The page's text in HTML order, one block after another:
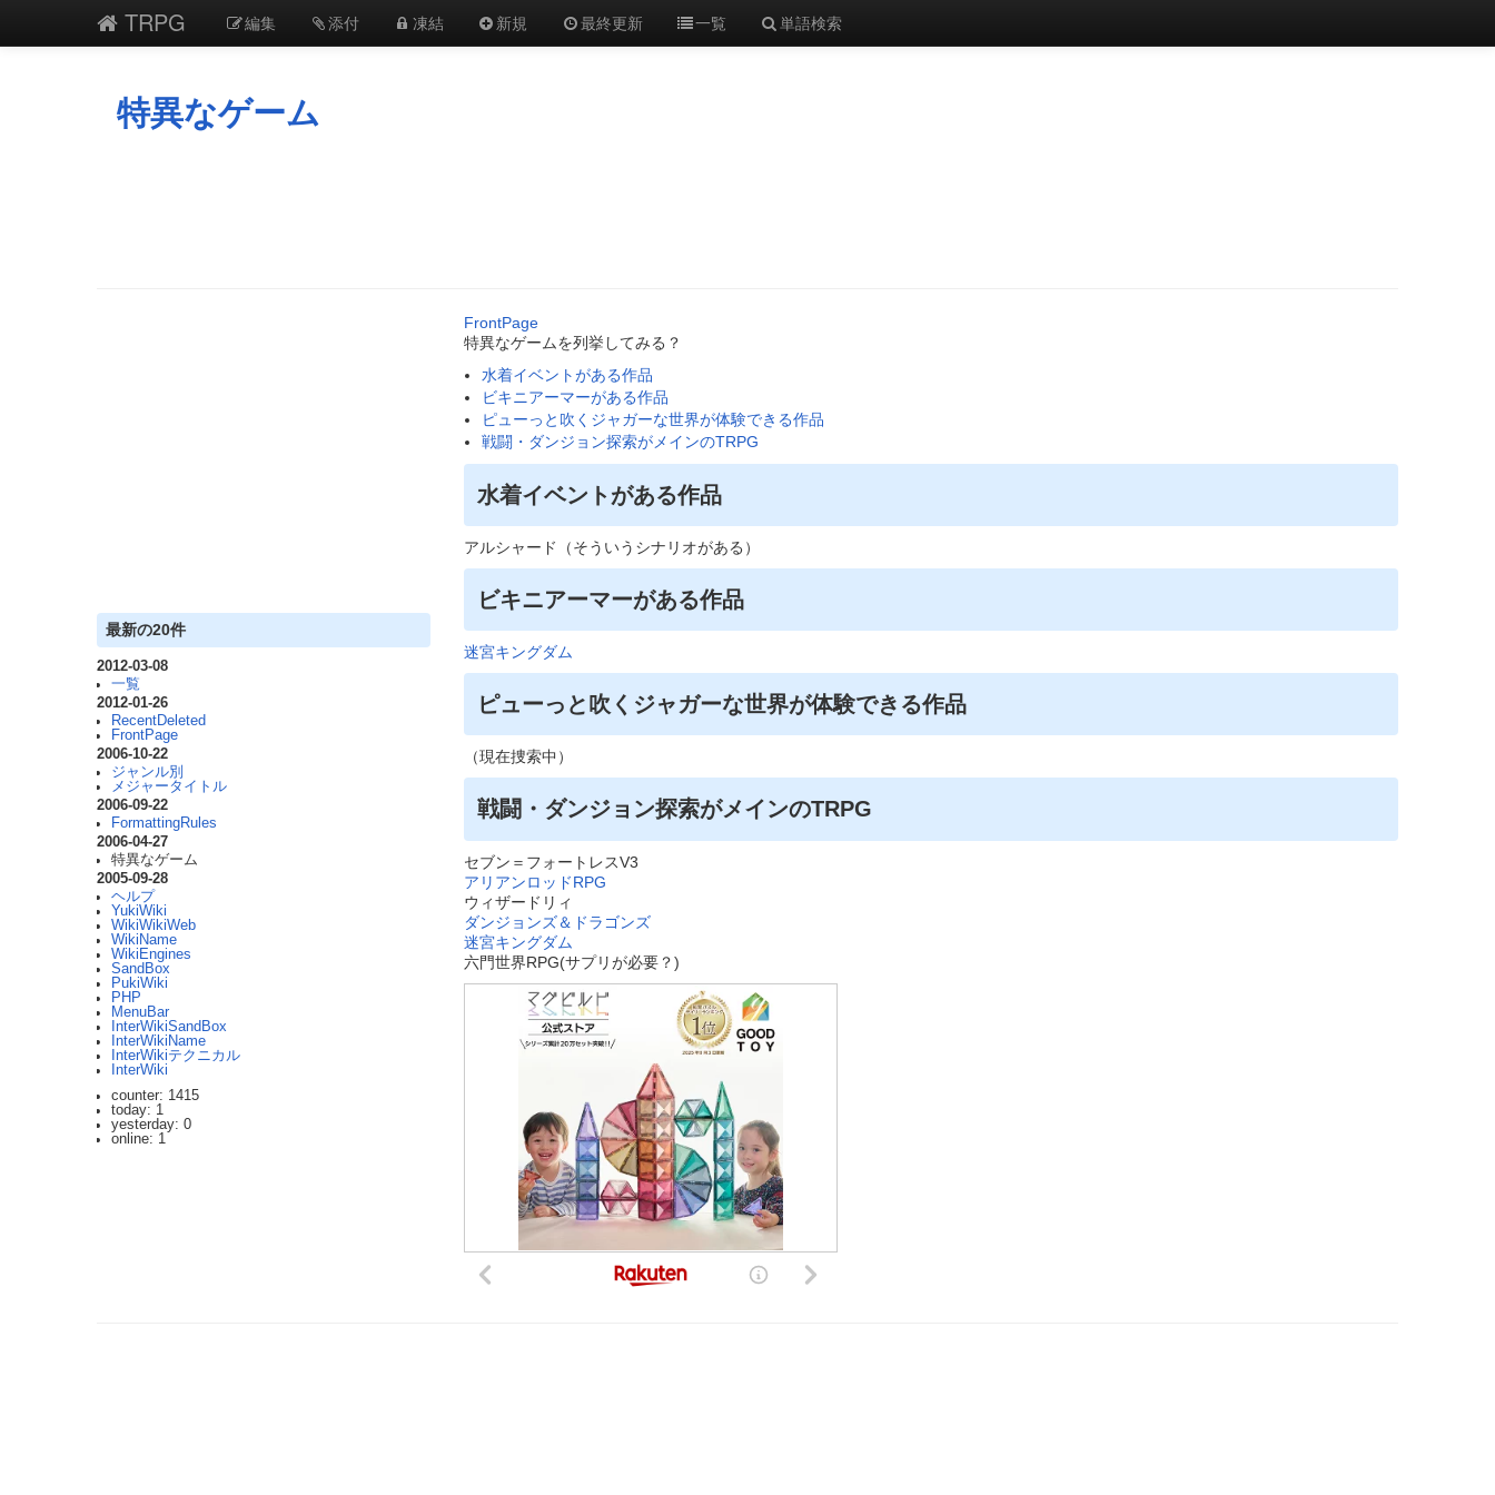
TRPG 編集 添付 凍結 新規 最終更新 一覧 単語検索
特異なゲーム
最新の20件
2012-03-08
一覧
2012-01-26
RecentDeleted
FrontPage
2006-10-22
ジャンル別
メジャータイトル
2006-09-22
FormattingRules
2006-04-27
特異なゲーム
2005-09-28
ヘルプ
YukiWiki
WikiWikiWeb
WikiName
WikiEngines
SandBox
PukiWiki
PHP
MenuBar
InterWikiSandBox
InterWikiName
InterWikiテクニカル
InterWiki
counter: 1415
today: 1
yesterday: 0
online: 1
FrontPage
特異なゲームを列挙してみる？
水着イベントがある作品
ビキニアーマーがある作品
ピューっと吹くジャガーな世界が体験できる作品
戦闘・ダンジョン探索がメインのTRPG
水着イベントがある作品
アルシャード（そういうシナリオがある）
ビキニアーマーがある作品
迷宮キングダム
ピューっと吹くジャガーな世界が体験できる作品
（現在捜索中）
戦闘・ダンジョン探索がメインのTRPG
セブン＝フォートレスV3
アリアンロッドRPG
ウィザードリィ
ダンジョンズ＆ドラゴンズ
迷宮キングダム
六門世界RPG(サプリが必要？)